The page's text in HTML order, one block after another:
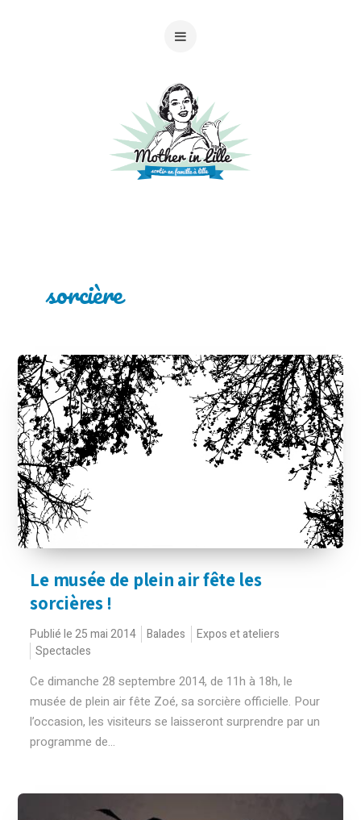
sorcière
Le musée de plein air fête les
sorcières !
Publié le 25 mai 2014 Balades
Expos et ateliers
Spectacles
Ce dimanche 28 septembre 2014, de 11h à 18h, le
musée de plein air fête Zoé, sa sorcière officielle. Pour
l’occasion, les visiteurs se laisseront surprendre par un
programme de...